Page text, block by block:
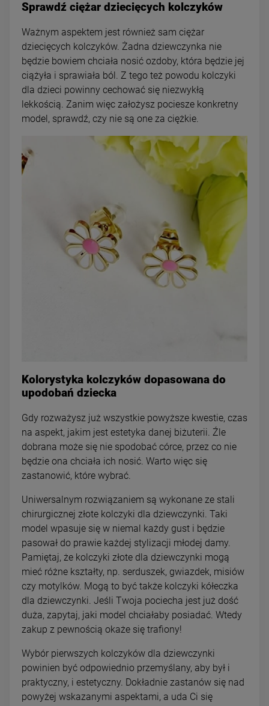
Sprawdź ciężar dziecięcych kolczyków
Ważnym aspektem jest również sam ciężar
dziecięcych kolczyków. Żadna dziewczynka nie
będzie bowiem chciała nosić ozdoby, która będzie jej
ciążyła i sprawiała ból. Z tego też powodu kolczyki
dla dzieci powinny cechować się niezwykłą
lekkością. Zanim więc założysz pociesze konkretny
model, sprawdź, czy nie są one za ciężkie.
Kolorystyka kolczyków dopasowana do
upodobań dziecka
Gdy rozważysz już wszystkie powyższe kwestie, czas
na aspekt, jakim jest estetyka danej biżuterii. Źle
dobrana może się nie spodobać córce, przez co nie
będzie ona chciała ich nosić. Warto więc się
zastanowić, które wybrać.
Uniwersalnym rozwiązaniem są wykonane ze stali
chirurgicznej złote kolczyki dla dziewczynki. Taki
model wpasuje się w niemal każdy gust i będzie
pasował do prawie każdej stylizacji młodej damy.
Pamiętaj, że kolczyki złote dla dziewczynki mogą
mieć różne kształty, np. serduszek, gwiazdek, misiów
czy motylków. Mogą to być także kolczyki kółeczka
dla dziewczynki. Jeśli Twoja pociecha jest już dość
duża, zapytaj, jaki model chciałaby posiadać. Wtedy
zakup z pewnością okaże się trafiony!
Wybór pierwszych kolczyków dla dziewczynki
powinien być odpowiednio przemyślany, aby był i
praktyczny, i estetyczny. Dokładnie zastanów się nad
powyżej wskazanymi aspektami, a uda Ci się